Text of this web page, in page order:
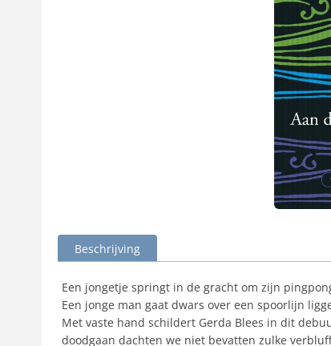
Beschrijving
Een jongetje springt in de gracht om zijn
Een jonge man gaat dwars over een spoorlijn
Met vaste hand schildert Gerda Blees in dit
doodgaan dachten we niet bevatten zulke